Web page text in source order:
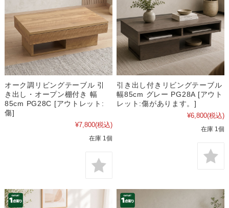
オーク調リビングテーブル 引
き出し・オープン棚付き 幅
85cm PG28C [アウトレット:
傷]
¥7,800(税込)
在庫 1個
引き出し付きリビングテーブル
幅85cm グレー PG28A [アウト
レット:傷があります。]
¥6,800(税込)
在庫 1個